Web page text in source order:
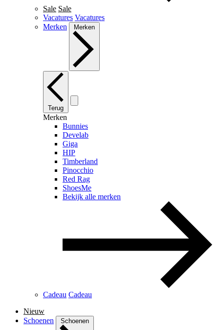
Sale Sale
Vacatures Vacatures
Merken
Merken
Terug
Merken
Bunnies
Develab
Giga
HIP
Timberland
Pinocchio
Red Rag
ShoesMe
Bekijk alle merken
Cadeau Cadeau
Nieuw
Schoenen
Schoenen